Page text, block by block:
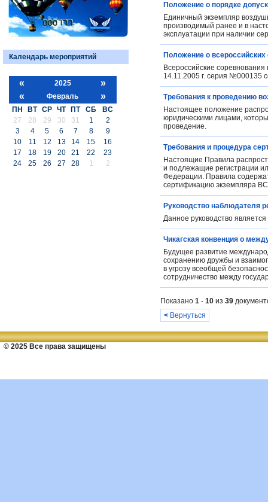
Календарь мероприятий
« 2025
»
«
Февраль »
ПН ВТ СР ЧТ ПТ СБ
ВС
27
28 29 30 31 1
2
3
4 5 6 7 8
9
10
11 12 13 14 15
16
17
18 19 20 21 22
23
24
25 26 27 28 1 2
Положение о порядке
Единичный экземпляр
производимый ранее и в
эксплуатации при наличии
Положение о
Всероссийские
14.11.2005 г. серия №000135
Требования к проведению
Настоящее положение
юридическими лицами,
проведение.
Требования и процедура
Настоящие Правила
и подлежащие регистрации
Федерации. Правила
сертификацию экземпляра
Руководство наблюдателя
Данное руководство
Чикагская конвенция о
Будущее развитие
сохранению дружбы и
в угрозу всеобщей
сотрудничество между
Показано 1 - 10 из 39
< Вернуться
© 2025 Все права защищены